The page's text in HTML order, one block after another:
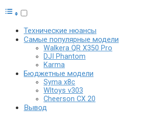
Технические нюансы
Самые популярные модели
Walkera QR X350 Pro
DJI Phantom
Karma
Бюджетные модели
Syma x8c
Wltoys v303
Cheerson CX 20
Вывод